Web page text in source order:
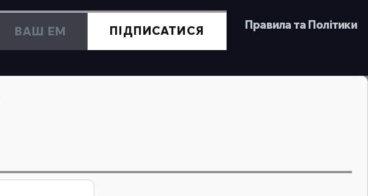
ПІДПИСАТИСЯ Правила та Політики